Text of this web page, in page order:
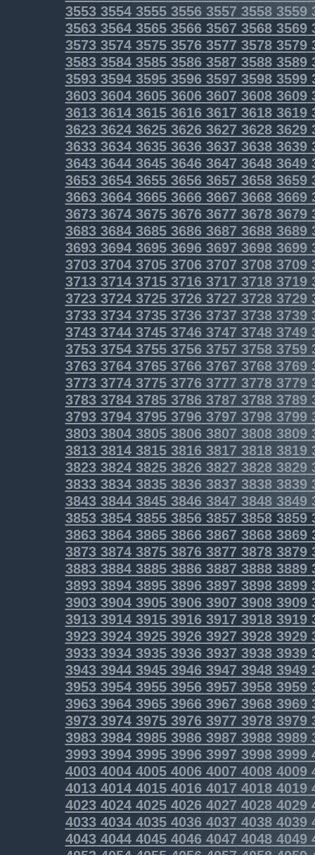
35533554355535563557 35583559
3563356435653566356735683569
3573357435753576357735783579
3583358435853586358735883589
3593359435953596359735983599
3603360436053606360736083609
3613361436153616361736183619
3623362436253626362736283629
3633363436353636363736383639
3643364436453646364736483649
3653365436553656365736583659
3663366436653666366736683669
3673367436753676367736783679
3683368436853686368736883689
3693369436953696369736983699
3703370437053706370737083709
3713371437153716371737183719
37233724372537263727 37283729
37333734373537363737 37383739
37433744374537463747 37483749
37533754375537563757 37583759
37633764376537663767 37683769
3773377437753776377737783779
37833784378537863787 37883789
37933794379537963797 37983799
38033804380538063807 38083809
38133814381538163817 38183819
38233824382538263827 38283829
38333834383538363837 38383839
38433844384538463847 38483849
3853385438553856385738583859
3863386438653866386738683869
3873387438753876387738783879
3883388438853886388738883889
3893389438953896389738983899
3903390439053906390739083909
3913391439153916391739183919
3923392439253926392739283929
3933393439353936393739383939
3943394439453946394739483949
3953395439553956395739583959
3963396439653966396739683969
3973397439753976397739783979
3983398439853986398739883989
3993399439953996399739983999
4003400440054006400740084009
40134014401540164017 40184019
4023402440254026402740284029
40334034403540364037 40384039
40434044404540464047 40484049